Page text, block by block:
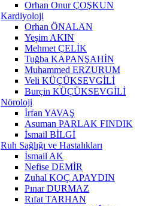
Orhan Onur ÇOŞKUN
Kardiyoloji
Orhan ÖNALAN
Yeşim AKIN
Mehmet ÇELİK
Tuğba KAPANŞAHİN
Muhammed ERZURUM
Veli KÜÇÜKSEVGİLİ
Burçin KÜÇÜKSEVGİLİ
Nöroloji
İrfan YAVAŞ
Asuman PARLAK FINDIK
İsmail BİLGİ
Ruh Sağlığı ve Hastalıkları
İsmail AK
Nefise DEMİR
Zuhal KOÇ APAYDIN
Pınar DURMAZ
Rıfat TARHAN